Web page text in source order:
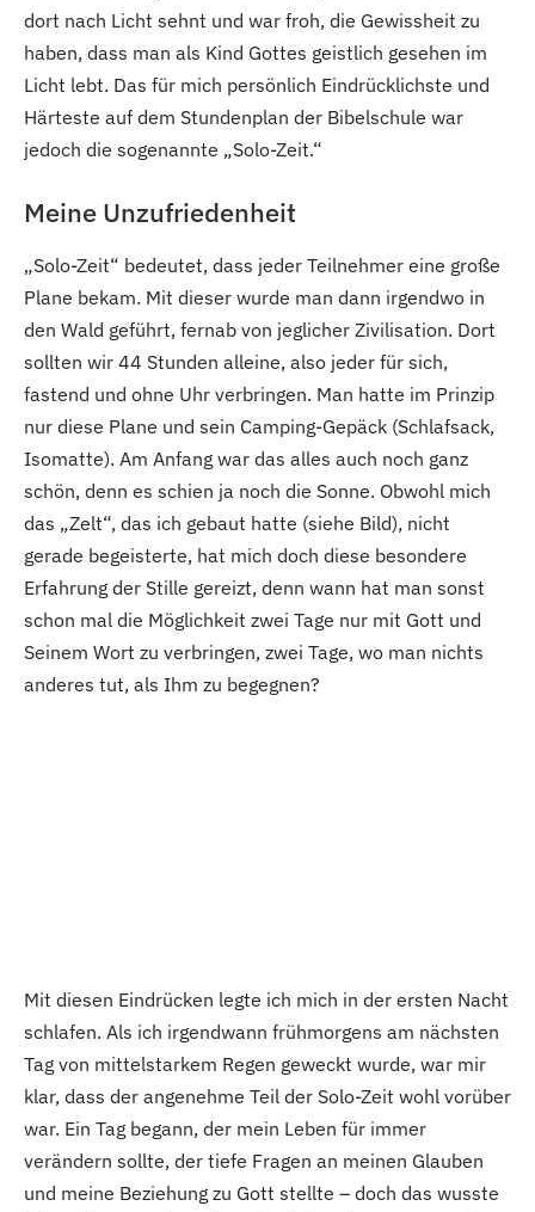
dort nach Licht sehnt und war froh, die Gewissheit zu
haben, dass man als Kind Gottes geistlich gesehen im
Licht lebt. Das für mich persönlich Eindrücklichste und
Härteste auf dem Stundenplan der Bibelschule war
jedoch die sogenannte „Solo-Zeit.“
Meine Unzufriedenheit
„Solo-Zeit“ bedeutet, dass jeder Teilnehmer eine große
Plane bekam. Mit dieser wurde man dann irgendwo in
den Wald geführt, fernab von jeglicher Zivilisation. Dort
sollten wir 44 Stunden alleine, also jeder für sich,
fastend und ohne Uhr verbringen. Man hatte im Prinzip
nur diese Plane und sein Camping-Gepäck (Schlafsack,
Isomatte). Am Anfang war das alles auch noch ganz
schön, denn es schien ja noch die Sonne. Obwohl mich
das „Zelt“, das ich gebaut hatte (siehe Bild), nicht
gerade begeisterte, hat mich doch diese besondere
Erfahrung der Stille gereizt, denn wann hat man sonst
schon mal die Möglichkeit zwei Tage nur mit Gott und
Seinem Wort zu verbringen, zwei Tage, wo man nichts
anderes tut, als Ihm zu begegnen?
Mit diesen Eindrücken legte ich mich in der ersten Nacht
schlafen. Als ich irgendwann frühmorgens am nächsten
Tag von mittelstarkem Regen geweckt wurde, war mir
klar, dass der angenehme Teil der Solo-Zeit wohl vorüber
war. Ein Tag begann, der mein Leben für immer
verändern sollte, der tiefe Fragen an meinen Glauben
und meine Beziehung zu Gott stellte – doch das wusste